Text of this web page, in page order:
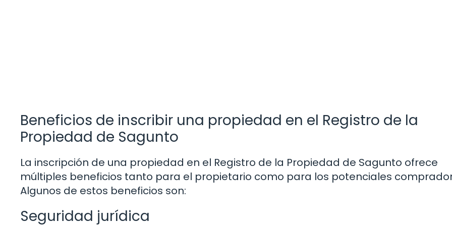
Beneficios de inscribir una propiedad en el Registro de la
Propiedad de Sagunto
La inscripción de una propiedad en el Registro de la Propiedad de Sagunto ofrece
múltiples beneficios tanto para el propietario como para los potenciales
Algunos de estos beneficios son:
Seguridad jurídica